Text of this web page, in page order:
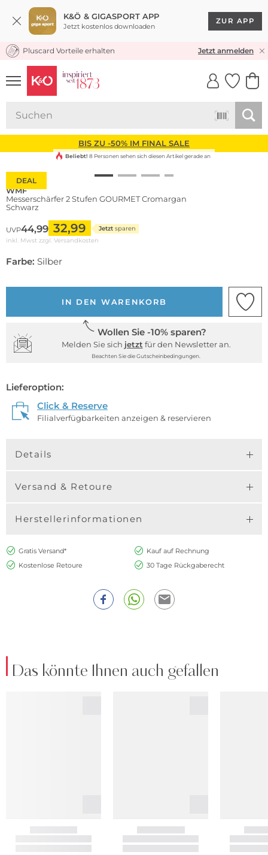
K&Ö & GIGASPORT APP
Jetzt kostenlos downloaden
ZUR APP
KOSTENLOSER VERSAND* & RÜCKVERSAND
Pluscard Vorteile erhalten Jetzt anmelden
UNSERE APP
CLICK &
BIS ZU -50% IM FINAL SALE
DEAL
Beliebt! 8 Personen sehen sich diesen Artikel gerade an
WMF
Messerschärfer 2 Stufen GOURMET Cromargan
Schwarz
UVP44,99 32,99 Jetzt sparen
inkl. Mwst zzgl. Versandkosten
Farbe: Silber
IN DEN WARENKORB
Wollen Sie -10% sparen?
Melden Sie sich jetzt für den Newsletter an.
Beachten Sie die Gutscheinbedingungen.
Lieferoption:
Click & Reserve
Filialverfügbarkeiten anzeigen & reservieren
Details
Versand & Retoure
Herstellerinformationen
Gratis Versand*
Kauf auf Rechnung
Kostenlose Retoure
30 Tage Rückgaberecht
Das könnte Ihnen auch gefallen